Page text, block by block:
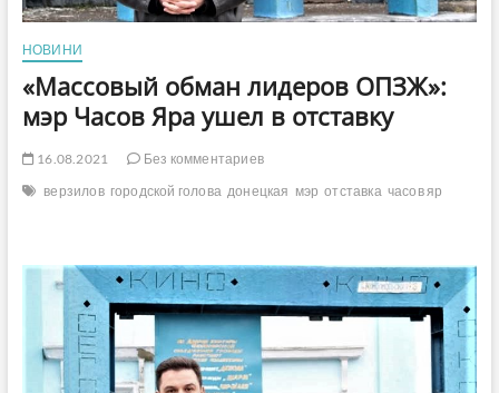
НОВИНИ
«Массовый обман лидеров ОПЗЖ»:
мэр Часов Яра ушел в отставку
16.08.2021
Без комментариев
верзилов городской голова донецкая мэр отставка часов яр